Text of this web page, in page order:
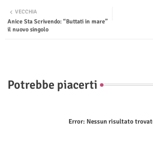
ter
VECCHIA
Anice Sta Scrivendo: “Buttati in mare”
il nuovo singolo
Potrebbe piacerti
Error: Nessun risultato